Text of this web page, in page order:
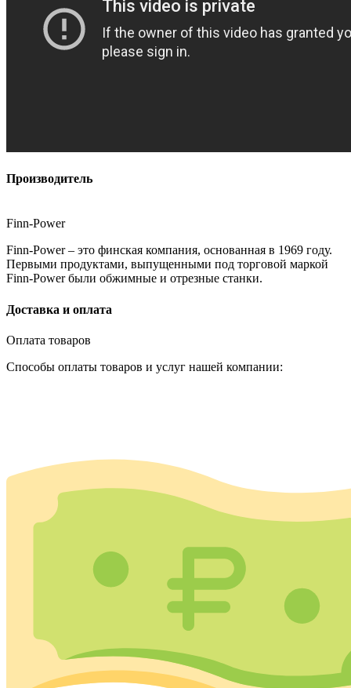
Производитель
Finn-Power
Finn-Power – это финская компания, основанная в 1969 году.
Первыми продуктами, выпущенными под торговой маркой
Finn-Power были обжимные и отрезные станки.
Доставка и оплата
Оплата товаров
Способы оплаты товаров и услуг нашей компании: